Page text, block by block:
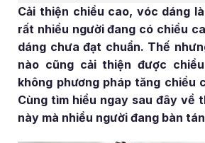
Cải thiện chiều cao, vóc dáng
rất nhiều người đang có chiều
dáng chưa đạt chuẩn. Thế
nào cũng cải thiện được
không phương pháp tăng chiều
Cùng tìm hiểu ngay sau đây về
này mà nhiều người đang bàn